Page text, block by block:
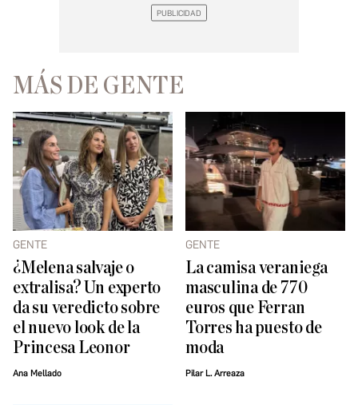
MÁS DE GENTE
GENTE
¿Melena salvaje o
extralisa? Un experto
da su veredicto sobre
el nuevo look de la
Princesa Leonor
Ana Mellado
GENTE
La camisa veraniega
masculina de 770
euros que Ferran
Torres ha puesto de
moda
Pilar L. Arreaza